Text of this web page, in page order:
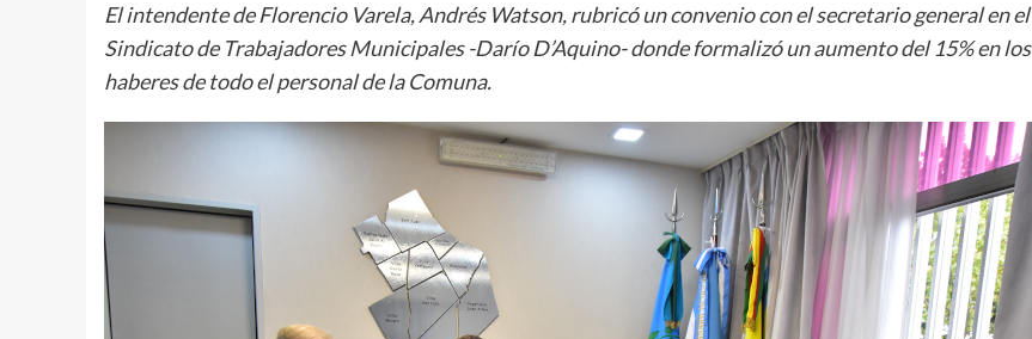
El intendente de Florencio Varela, Andrés Watson, rubricó un convenio con el secretario general en el
Sindicato de Trabajadores Municipales -Darío D’Aquino- donde formalizó un aumento del 15% en los
haberes de todo el personal de la Comuna.